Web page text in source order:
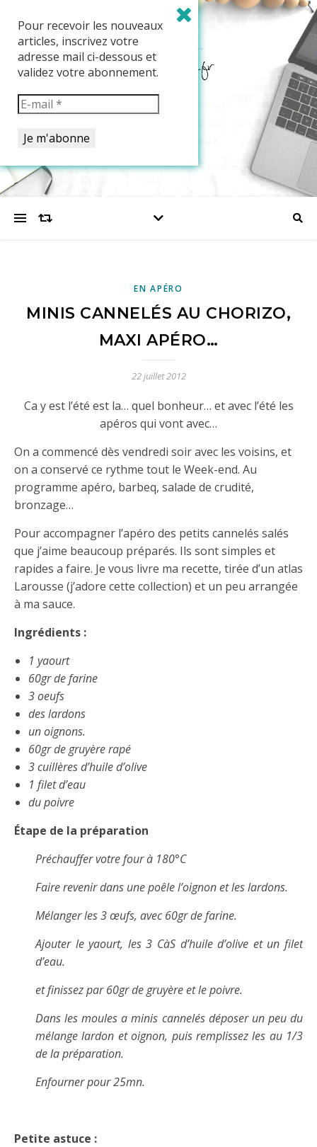
EN APÉRO
MINIS CANNELÉS AU CHORIZO,
MAXI APÉRO…
22 juillet 2012
Ca y est l’été est la… quel bonheur… et avec l’été les
apéros qui vont avec…
On a commencé dès vendredi soir avec les voisins, et
on a conservé ce rythme tout le Week-end. Au
programme apéro, barbeq, salade de crudité,
bronzage…
Pour accompagner l’apéro des petits cannelés salés
que j’aime beaucoup préparés. Ils sont simples et
rapides a faire. Je vous livre ma recette, tirée d’un atlas
Larousse (j’adore cette collection) et un peu arrangée
à ma sauce.
Ingrédients :
1 yaourt
60gr de farine
3 oeufs
des lardons
un oignons.
60gr de gruyère rapé
3 cuillères d’huile d’olive
1 filet d’eau
du poivre
Étape de la préparation
Préchauffer votre four à 180°C
Faire revenir dans une poêle l’oignon et les lardons.
Mélanger les 3 œufs, avec 60gr de farine.
Ajouter le yaourt, les 3 CàS d’huile d’olive et un filet
d’eau.
et finissez par 60gr de gruyère et le poivre.
Dans les moules a minis cannelés déposer un peu du
mélange lardon et oignon, puis remplissez les au 1/3
de la préparation.
Enfourner pour 25mn.
Petite astuce :
Pour recevoir les nouveaux
articles, inscrivez votre
adresse mail ci-dessous et
validez votre abonnement.